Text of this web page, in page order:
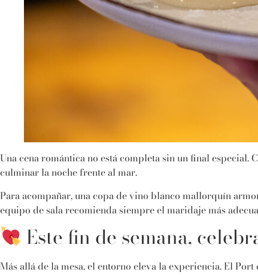
Una cena romántica no está completa sin un final especial.
culminar la noche frente al mar.
Para acompañar, una copa de vino blanco mallorquín
equipo de sala recomienda siempre el maridaje más
Este fin de semana,
Más allá de la mesa, el entorno eleva la experiencia. El Port